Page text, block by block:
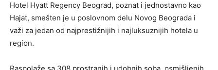
Hotel Hyatt Regency Beograd, poznat i jednostavno kao
Hajat, smešten je u poslovnom delu Novog Beograda i
važi za jedan od najprestižnijih i najluksuznijih hotela u
region.